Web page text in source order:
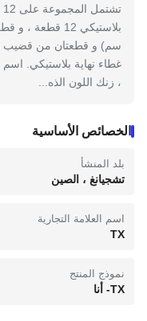
، زنك اللون الذه...
الخصائص الأساسية
بلد المنشأ
تشجيانغ ، الصين
اسم العلامة التجارية
TX
نموذج المنتج
TX- أنا